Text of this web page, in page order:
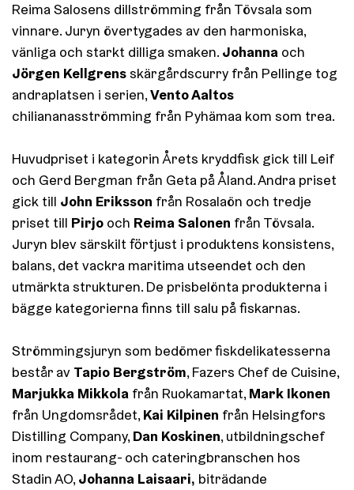
Reima Salosens dillströmming från Tövsala som
vinnare. Juryn övertygades av den harmoniska,
vänliga och starkt dilliga smaken. Johanna och
Jörgen Kellgrensskärgårdscurry från Pellinge tog
andraplatsen i serien,Vento Aaltos
chiliananasströmming från Pyhämaa kom som trea.
Huvudpriset i kategorin Årets kryddfisk gick till Leif
och Gerd Bergman från Geta på Åland. Andra priset
gick till John Eriksson från Rosalaön och tredje
priset till Pirjo och Reima Salonen från Tövsala.
Juryn blev särskilt förtjust i produktens konsistens,
balans, det vackra maritima utseendet och den
utmärkta strukturen. De prisbelönta produkterna i
bägge kategorierna finns till salu på fiskarnas.
Strömmingsjuryn som bedömer fiskdelikatesserna
består av Tapio Bergström, Fazers Chef de Cuisine,
Marjukka Mikkola från Ruokamartat, Mark Ikonen
från Ungdomsrådet, Kai Kilpinen från Helsingfors
Distilling Company, Dan Koskinen, utbildningschef
inom restaurang- och cateringbranschen hos
Stadin AO, Johanna Laisaari, biträdande